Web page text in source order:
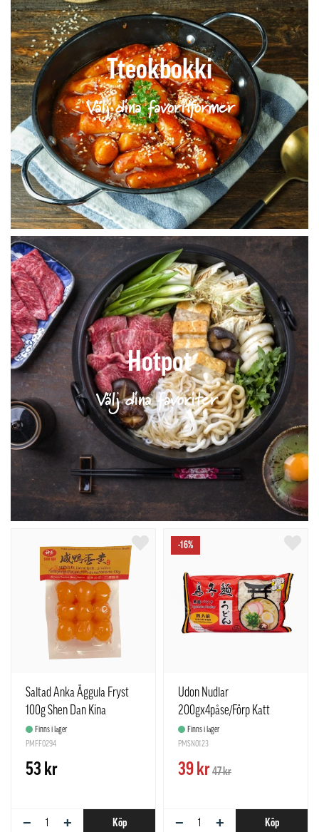
Tteokbokki
Välj dina favoritformer
Hotpot
Välj dina favoriter
Saltad Anka Äggula Fryst
100g Shen Dan Kina
Finns i lager
PMFF0294
53 kr
− + Köp
-16%
Udon Nudlar
200gx4påse/Förp Katt
Finns i lager
PMSN0123
39 kr47 kr
− + Köp